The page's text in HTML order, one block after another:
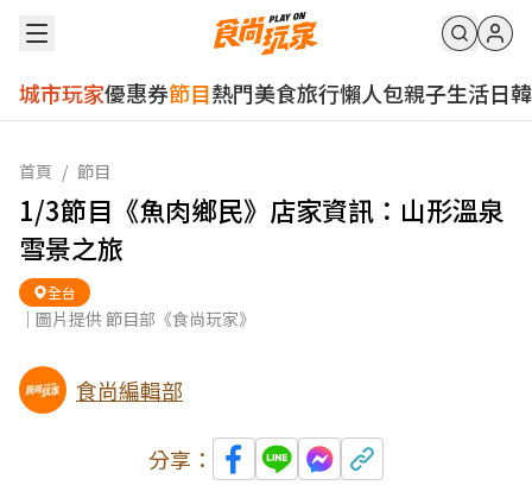
城市玩家優惠券節目熱門美食旅行懶人包親子生活日韓
首頁 / 節目
1/3節目《魚肉鄉民》店家資訊：山形溫泉
雪景之旅
全台
｜圖片提供 節目部《食尚玩家》
食尚編輯部
分享：